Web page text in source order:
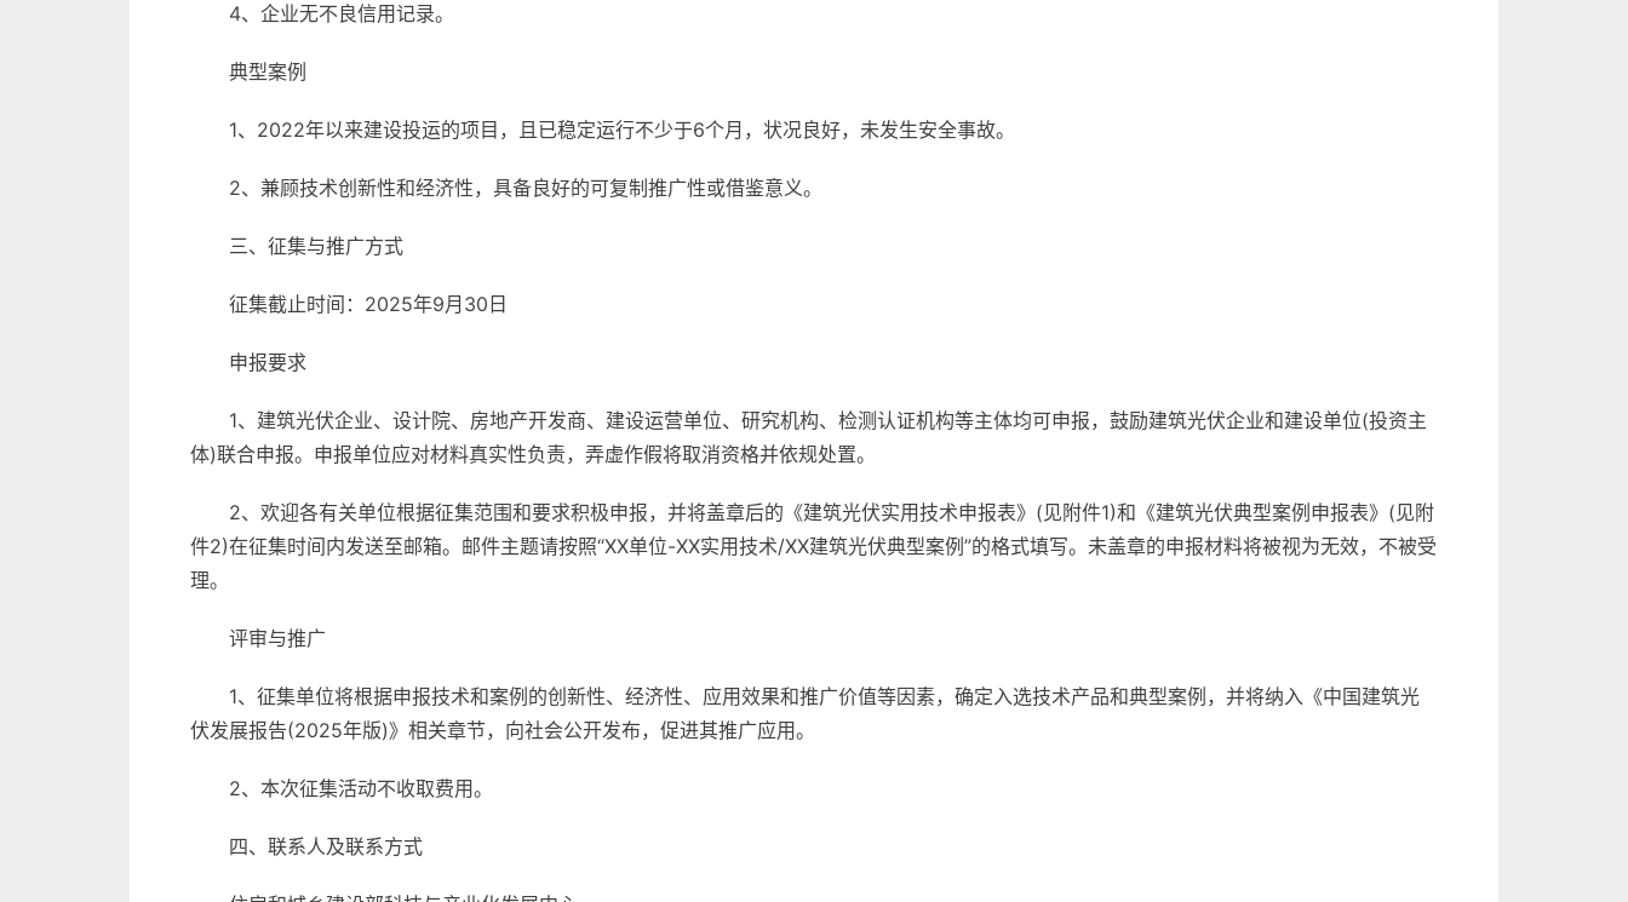
4、企业无不良信用记录。
典型案例
1、2022年以来建设投运的项目，且已稳定运行不少于6个月，状况良好，未发生安全事故。
2、兼顾技术创新性和经济性，具备良好的可复制推广性或借鉴意义。
三、征集与推广方式
征集截止时间：2025年9月30日
申报要求
1、建筑光伏企业、设计院、房地产开发商、建设运营单位、研究机构、检测认证机构等主体均可申报，鼓励建筑光伏企业和建设单位(投资主
体)联合申报。申报单位应对材料真实性负责，弄虚作假将取消资格并依规处置。
2、欢迎各有关单位根据征集范围和要求积极申报，并将盖章后的《建筑光伏实用技术申报表》(见附件1)和《建筑光伏典型案例申报表》(见附
件2)在征集时间内发送至邮箱。邮件主题请按照“XX单位-XX实用技术/XX建筑光伏典型案例”的格式填写。未盖章的申报材料将被视为无效，不被受
理。
评审与推广
1、征集单位将根据申报技术和案例的创新性、经济性、应用效果和推广价值等因素，确定入选技术产品和典型案例，并将纳入《中国建筑光
伏发展报告(2025年版)》相关章节，向社会公开发布，促进其推广应用。
2、本次征集活动不收取费用。
四、联系人及联系方式